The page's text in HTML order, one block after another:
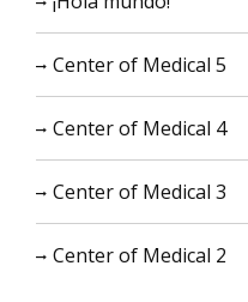
Center of Medical 5
Center of Medical 4
Center of Medical 3
Center of Medical 2